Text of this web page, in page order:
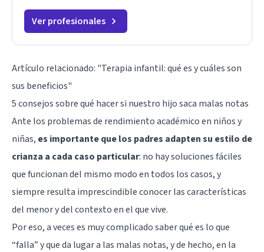
Ver profesionales
Artículo relacionado: "Terapia infantil: qué es y cuáles son
sus beneficios"
5 consejos sobre qué hacer si nuestro hijo saca malas notas
Ante los problemas de rendimiento académico en niños y
niñas, es importante que los padres adapten su estilo de
crianza a cada caso particular: no hay soluciones fáciles
que funcionan del mismo modo en todos los casos, y
siempre resulta imprescindible conocer las características
del menor y del contexto en el que vive.
Por eso, a veces es muy complicado saber qué es lo que
“falla” y que da lugar a las malas notas, y de hecho, en la